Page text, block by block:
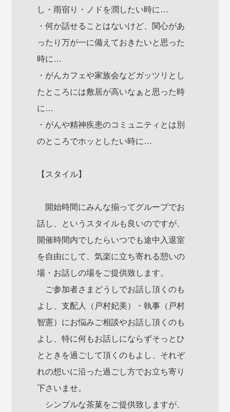
し・雨宿り・ノドを潤したい時に…
・何か話せることはないけど、関心があ
ったり万が一に備えておきたいと思った
時に…
・がんカフェや家族会などガッツリとし
たところには敷居が高いなぁと思った時
に…
・がんや精神疾患のコミュニティとは別
のところでホッとしたい時に…
【スタイル】
開始時間にみんな揃ってグループでお
話し、というスタイルも良いのですが、
開催時間内でしたらいつでも途中入退室
を自由にして、気楽に立ち寄れる憩いの
場・お話しの場をご提供致します。
ご参加者さまどうしでお話し頂くのも
よし、支配人（戸村妃美）・執事（戸村
智憲）にお悩みご相談やお話し頂くのも
よし、特に何もお話しにならずそっとひ
とときを過ごして頂くのもよし、それぞ
れの想いに沿った過ごし方でお立ち寄り
下さいませ。
シンプルな茶菓をご提供致しますが、